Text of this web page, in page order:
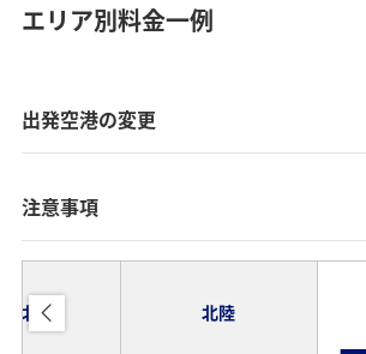
エリア別料金一例
出発空港の変更
注意事項
東北 北陸